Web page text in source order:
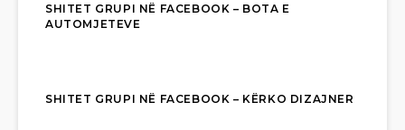
SHITET GRUPI NË FACEBOOK – BOTA E
AUTOMJETEVE
SHITET GRUPI NË FACEBOOK – KËRKO DIZAJNER